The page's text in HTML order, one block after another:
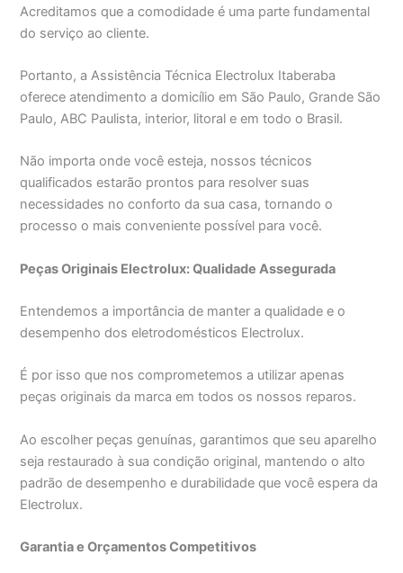
Acreditamos que a comodidade é uma parte fundamental
do serviço ao cliente.
Portanto, a Assistência Técnica Electrolux Itaberaba
oferece atendimento a domicílio em São Paulo, Grande São
Paulo, ABC Paulista, interior, litoral e em todo o Brasil.
Não importa onde você esteja, nossos técnicos
qualificados estarão prontos para resolver suas
necessidades no conforto da sua casa, tornando o
processo o mais conveniente possível para você.
Peças Originais Electrolux: Qualidade Assegurada
Entendemos a importância de manter a qualidade e o
desempenho dos eletrodomésticos Electrolux.
É por isso que nos comprometemos a utilizar apenas
peças originais da marca em todos os nossos reparos.
Ao escolher peças genuínas, garantimos que seu aparelho
seja restaurado à sua condição original, mantendo o alto
padrão de desempenho e durabilidade que você espera da
Electrolux.
Garantia e Orçamentos Competitivos